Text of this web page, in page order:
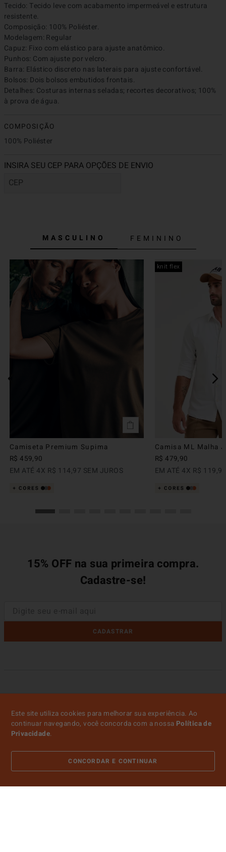
Tecido: Tecido leve com acabamento impermeável e estrutura
resistente.
Composição: 100% Poliéster.
Modelagem: Regular
Capuz: Fixo com elástico para ajuste anatômico.
Punhos: Com ajuste por velcro.
Barra: Elástico discreto nas laterais para ajuste confortável.
Bolsos: Dois bolsos embutidos frontais.
Detalhes: Costuras internas seladas; recortes decorativos; 100%
à prova de água.
COMPOSIÇÃO
100% Poliéster
MASCULINO FEMININO
Camiseta Premium Supima
R$ 459,90
EM ATÉ 4X R$ 114,97 SEM JUROS
knit flex
Camisa ML Malha
R$ 479,90
EM ATÉ 4X R$ 119,
15% OFF na sua primeira compra.
Cadastre-se!
CADASTRAR
ATENDIMENTO
Este site utiliza cookies para melhorar sua experiência. Ao
continuar navegando, você concorda com a nossa Política de
Privacidade.
CONCORDAR E CONTINUAR